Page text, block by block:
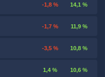
-1,8 % 14,1 %
-1,7 % 11,9 %
-3,5 % 10,8 %
1,4 % 10,6 %